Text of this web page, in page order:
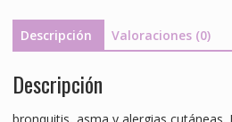
0.416mg
cantidad
Descripción Valoraciones (0)
Descripción